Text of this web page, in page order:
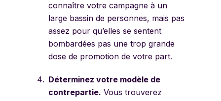
connaître votre campagne à un
large bassin de personnes, mais pas
assez pour qu’elles se sentent
bombardées pas une trop grande
dose de promotion de votre part.
Déterminez votre modèle de
contrepartie. Vous trouverez